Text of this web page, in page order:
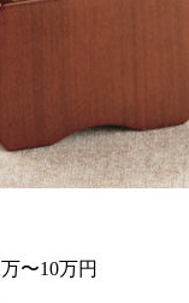
〜10万円